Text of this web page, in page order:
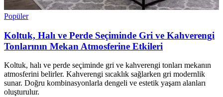
Popüler
Koltuk, Halı ve Perde Seçiminde Gri ve Kahverengi
Tonlarının Mekan Atmosferine Etkileri
Koltuk, halı ve perde seçiminde gri ve kahverengi tonları mekanın
atmosferini belirler. Kahverengi sıcaklık sağlarken gri modernlik
sunar. Doğru kombinasyonlarla dengeli ve estetik yaşam alanları
oluşturulur.